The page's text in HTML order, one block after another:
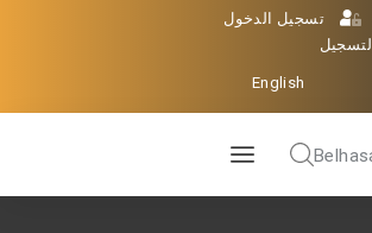
تسجيل الدخول
التسجيل
English